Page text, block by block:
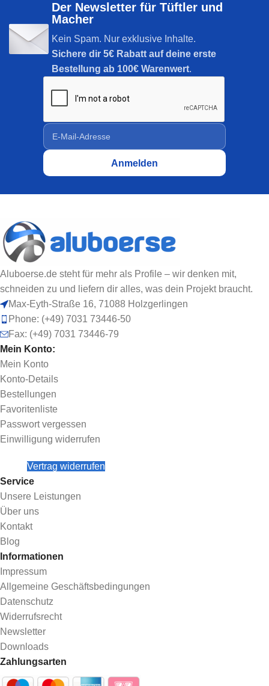
Der Newsletter für Tüftler und
Macher
Kein Spam. Nur exklusive Inhalte.
Sichere dir 5€ Rabatt auf deine erste
Bestellung ab 100€ Warenwert.
Aluboerse.de steht für mehr als Profile – wir denken mit,
schneiden zu und liefern dir alles, was dein Projekt braucht.
Max-Eyth-Straße 16, 71088 Holzgerlingen
Phone: (+49) 7031 73446-50
Fax: (+49) 7031 73446-79
Mein Konto:
Mein Konto
Konto-Details
Bestellungen
Favoritenliste
Passwort vergessen
Einwilligung widerrufen
Vertrag widerrufen
Service
Unsere Leistungen
Über uns
Kontakt
Blog
Informationen
Impressum
Allgemeine Geschäftsbedingungen
Datenschutz
Widerrufsrecht
Newsletter
Downloads
Zahlungsarten